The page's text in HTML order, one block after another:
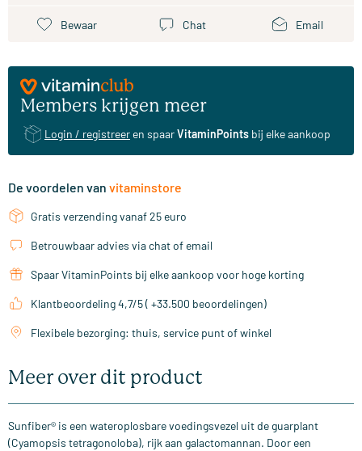
Bewaar Chat Email
Members krijgen meer
Login / registreer en spaarVitaminPoints bij elke aankoop
De voordelen van vitaminstore
Gratis verzending vanaf 25 euro
Betrouwbaar advies via chat of email
Spaar VitaminPoints bij elke aankoop voor hoge korting
Klantbeoordeling 4,7/5 ( +33.500 beoordelingen)
Flexibele bezorging: thuis, service punt of winkel
Meer over dit product
Sunfiber® is een wateroplosbare voedingsvezel uit de guarplant
(Cyamopsis tetragonoloba), rijk aan galactomannan. Door een